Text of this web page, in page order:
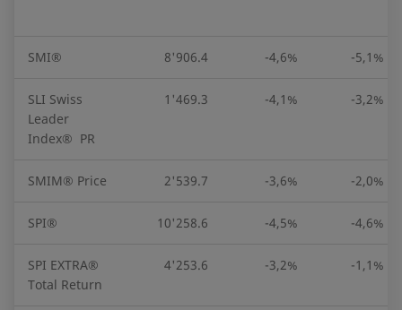
SMI® 8'906.4 -4,6% -5,1%
SLI Swiss
Leader
Index® PR
1'469.3 -4,1% -3,2%
SMIM® Price 2'539.7 -3,6% -2,0%
SPI® 10'258.6 -4,5% -4,6%
SPI EXTRA®
Total Return
4'253.6 -3,2% -1,1%